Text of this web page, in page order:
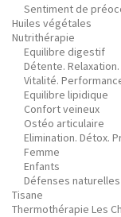
Sentiment de
Huiles végétales
Nutrithérapie
Equilibre digestif
Détente.
Vitalité.
Equilibre lipidique
Confort veineux
Ostéo articulaire
Elimination. Détox.
Femme
Enfants
Défenses naturelles
Tisane
Thermothérapie Les